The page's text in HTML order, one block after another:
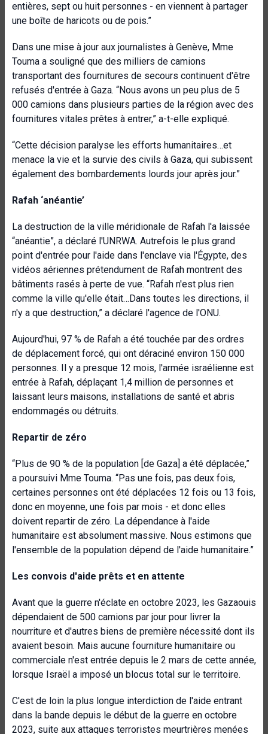
entières, sept ou huit personnes - en viennent à partager
une boîte de haricots ou de pois.”
Dans une mise à jour aux journalistes à Genève, Mme
Touma a souligné que des milliers de camions
transportant des fournitures de secours continuent d'être
refusés d'entrée à Gaza. “Nous avons un peu plus de 5
000 camions dans plusieurs parties de la région avec des
fournitures vitales prêtes à entrer,” a-t-elle expliqué.
“Cette décision paralyse les efforts humanitaires…et
menace la vie et la survie des civils à Gaza, qui subissent
également des bombardements lourds jour après jour.”
Rafah ‘anéantie’
La destruction de la ville méridionale de Rafah l'a laissée
“anéantie”, a déclaré l'UNRWA. Autrefois le plus grand
point d'entrée pour l'aide dans l'enclave via l'Égypte, des
vidéos aériennes prétendument de Rafah montrent des
bâtiments rasés à perte de vue. “Rafah n'est plus rien
comme la ville qu'elle était…Dans toutes les directions, il
n'y a que destruction,” a déclaré l'agence de l'ONU.
Aujourd'hui, 97 % de Rafah a été touchée par des ordres
de déplacement forcé, qui ont déraciné environ 150 000
personnes. Il y a presque 12 mois, l'armée israélienne est
entrée à Rafah, déplaçant 1,4 million de personnes et
laissant leurs maisons, installations de santé et abris
endommagés ou détruits.
Repartir de zéro
“Plus de 90 % de la population [de Gaza] a été déplacée,”
a poursuivi Mme Touma. “Pas une fois, pas deux fois,
certaines personnes ont été déplacées 12 fois ou 13 fois,
donc en moyenne, une fois par mois - et donc elles
doivent repartir de zéro. La dépendance à l'aide
humanitaire est absolument massive. Nous estimons que
l'ensemble de la population dépend de l'aide humanitaire.”
Les convois d'aide prêts et en attente
Avant que la guerre n'éclate en octobre 2023, les Gazaouis
dépendaient de 500 camions par jour pour livrer la
nourriture et d'autres biens de première nécessité dont ils
avaient besoin. Mais aucune fourniture humanitaire ou
commerciale n'est entrée depuis le 2 mars de cette année,
lorsque Israël a imposé un blocus total sur le territoire.
C'est de loin la plus longue interdiction de l'aide entrant
dans la bande depuis le début de la guerre en octobre
2023, suite aux attaques terroristes meurtrières menées